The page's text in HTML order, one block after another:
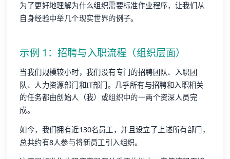
为了更好地理解为什么组织需要标准作业程序，让我们从
自身经验中举几个现实世界的例子。
示例 1：招聘与入职流程（组织层面）
当我们规模较小时，我们没有专门的招聘团队、入职团
队、人力资源部门和IT部门。几乎所有与招聘和入职相关
的任务都由创始人（我）或组织中的一两个资深人员完
成。
如今，我们拥有近130名员工，并且设立了上述所有部门，
总共约有8人参与将新员工引入组织。